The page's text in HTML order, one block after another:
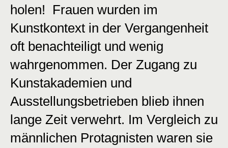
holen! Frauen wurden im
Kunstkontext in der Vergangenheit
oft benachteiligt und wenig
wahrgenommen. Der Zugang zu
Kunstakademien und
Ausstellungsbetrieben blieb ihnen
lange Zeit verwehrt. Im Vergleich zu
männlichen Protagnisten waren sie